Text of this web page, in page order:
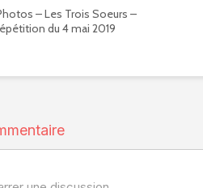
– Les Trois Soeurs –
du 4 mai 2019